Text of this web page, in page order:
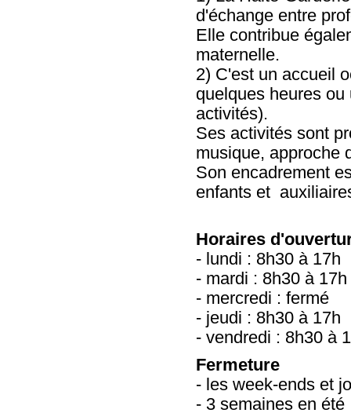
d'échange entre
Elle contribue
maternelle.
2) C'est un accueil
quelques heures
activités).
Ses activités sont
musique, approche
Son encadrement
enfants et
Horaires
- lundi : 8h30 à 17h
- mardi : 8h30 à 17h
- mercredi : fermé
- jeudi : 8h30 à 17h
- vendredi : 8h30 à
Fermeture
- les week-ends et
- 3 semaines en été